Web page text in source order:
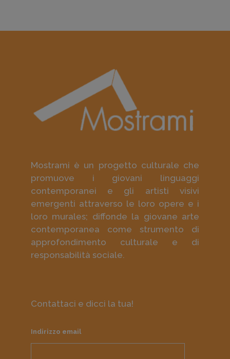
Mostrami è un progetto culturale che
promuove i giovani linguaggi
contemporanei e gli artisti visivi
emergenti attraverso le loro opere e i
loro murales; diffonde la giovane arte
contemporanea come strumento di
approfondimento culturale e di
responsabilità sociale.
Contattaci e dicci la tua!
Indirizzo email